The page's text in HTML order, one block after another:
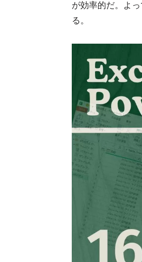
が効率的だ。よ
る。